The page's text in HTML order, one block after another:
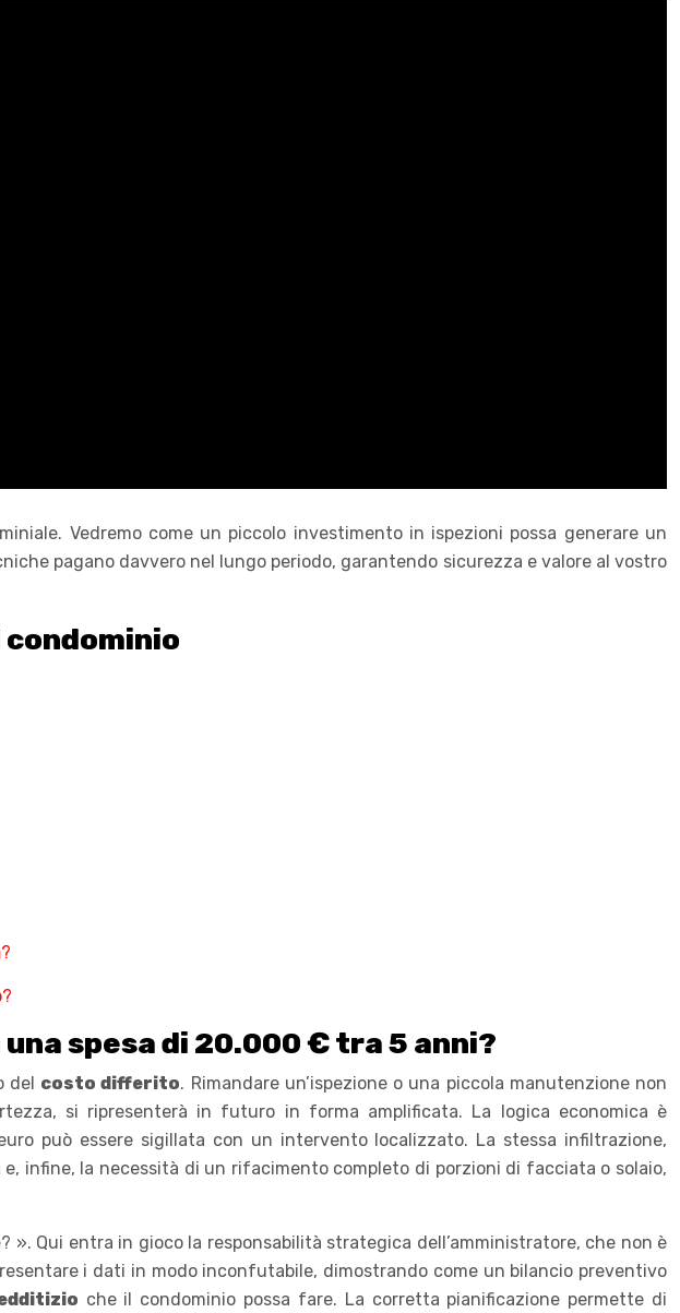
Vedremo come un piccolo investimento in ispezioni possa generare un
pagano davvero nel lungo periodo, garantendo sicurezza e valore al vostro
spesa di 20.000 € tra 5 anni?
del costo differito. Rimandare un’ispezione o una piccola manutenzione non
si ripresenterà in futuro in forma amplificata. La logica economica è
può essere sigillata con un intervento localizzato. La stessa infiltrazione,
infine, la necessità di un rifacimento completo di porzioni di facciata o solaio,
». Qui entra in gioco la responsabilità strategica dell’amministratore, che non è
i dati in modo inconfutabile, dimostrando come un bilancio preventivo
che il condominio possa fare. La corretta pianificazione permette di